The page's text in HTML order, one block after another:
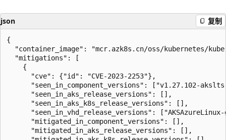
json 复制
{
"container_image": "mcr.azk8s.cn/oss/kubernetes/
  "mitigations": [
    {
      "cve": {"id": "CVE-2023-2253"},
"seen_in_component_versions": ["v1.27.102-
      "seen_in_aks_release_versions": [],
      "seen_in_aks_k8s_release_versions": [],
"seen_in_vhd_release_versions":
      "mitigated_in_component_versions": [],
      "mitigated_in_aks_release_versions": [],